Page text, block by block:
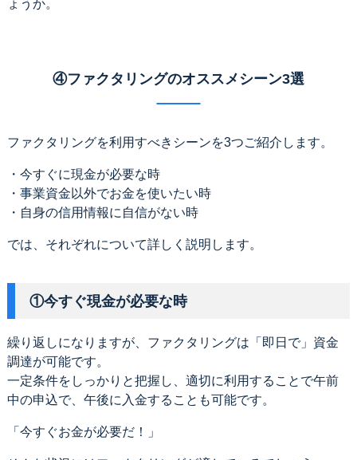
ょうか。
④ファクタリングのオススメシーン3選
ファクタリングを利用すべきシーンを3つご紹介します。
・今すぐに現金が必要な時
・事業資金以外でお金を使いたい時
・自身の信用情報に自信がない時
では、それぞれについて詳しく説明します。
①今すぐ現金が必要な時
繰り返しになりますが、ファクタリングは「即日で」資金
調達が可能です。
一定条件をしっかりと把握し、適切に利用することで午前
中の申込で、午後に入金することも可能です。
「今すぐお金が必要だ！」